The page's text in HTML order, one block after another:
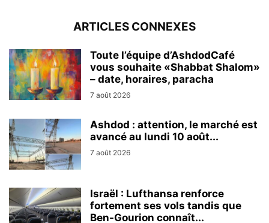
ARTICLES CONNEXES
Toute l’équipe d’AshdodCafé
vous souhaite «Shabbat Shalom»
– date, horaires, paracha
7 août 2026
Ashdod : attention, le marché est
avancé au lundi 10 août...
7 août 2026
Israël : Lufthansa renforce
fortement ses vols tandis que
Ben-Gourion connaît...